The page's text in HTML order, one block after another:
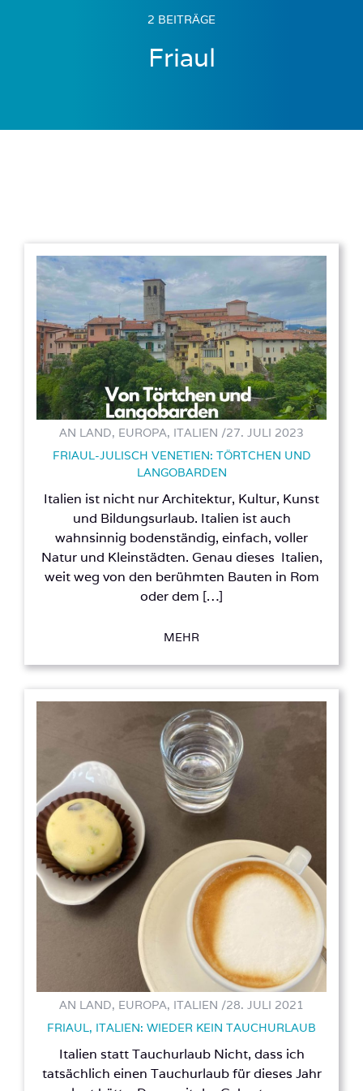
2 BEITRÄGE
Friaul
AN LAND, EUROPA, ITALIEN /27. JULI 2023
FRIAUL-JULISCH VENETIEN: TÖRTCHEN UND
LANGOBARDEN
Italien ist nicht nur Architektur, Kultur, Kunst
und Bildungsurlaub. Italien ist auch
wahnsinnig bodenständig, einfach, voller
Natur und Kleinstädten. Genau dieses Italien,
weit weg von den berühmten Bauten in Rom
oder dem […]
MEHR
AN LAND, EUROPA, ITALIEN /28. JULI 2021
FRIAUL, ITALIEN: WIEDER KEIN TAUCHURLAUB
Italien statt Tauchurlaub Nicht, dass ich
tatsächlich einen Tauchurlaub für dieses Jahr